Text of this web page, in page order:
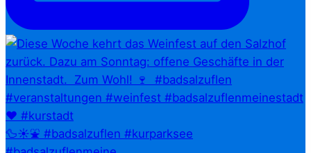
🦆☀️⛲ #badsalzuflen #kurparksee